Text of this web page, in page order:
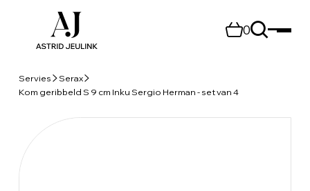
0
Servies
Serax
Kom geribbeld S 9 cm Inku Sergio Herman - set van 4